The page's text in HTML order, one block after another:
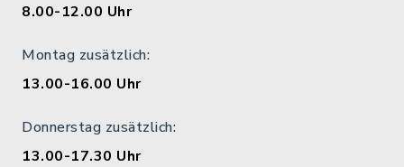
8.00-12.00 Uhr
Montag zusätzlich:
13.00-16.00 Uhr
Donnerstag zusätzlich:
13.00-17.30 Uhr